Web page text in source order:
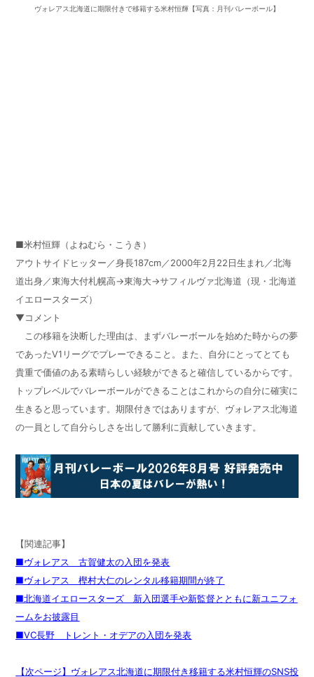
ヴォレアス北海道に期限付きで移籍する米村恒輝【写真：月刊バレーボール】
■米村恒輝（よねむら・こうき）
アウトサイドヒッター／身長187cm／2000年2月22日生まれ／北海
道出身／東海大付札幌高→東海大→サフィルヴァ北海道（現・北海道
イエロースターズ）
▼コメント
この移籍を決断した理由は、まずバレーボールを始めた時からの夢
であったV1リーグでプレーできること。また、自分にとってとても
貴重で価値のある素晴らしい経験ができると確信しているからです。
トップレベルでバレーボールができることはこれからの自分に確実に
生きると思っています。期限付きではありますが、ヴォレアス北海道
の一員として自分らしさを出して勝利に貢献していきます。
【関連記事】
■ヴォレアス 古賀健太の入団を発表
■ヴォレアス 樫村大仁のレンタル移籍期間が終了
■北海道イエロースターズ 新入団選手や新監督とともに新ユニフォ
ームをお披露目
■VC長野 トレント・オデアの入団を発表
【次ページ】ヴォレアス北海道に期限付き移籍する米村恒輝のSNS投